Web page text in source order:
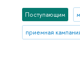
Поступающим
приемная